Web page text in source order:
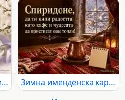
Нежна пролетна картичка за имен ден на Евдокия
Зимна именденска картичка за Спиридон с кафе, канела и топъл празничен уют